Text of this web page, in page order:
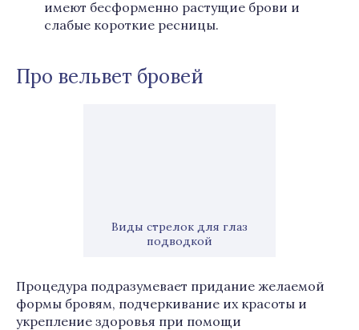
имеют бесформенно растущие брови и
слабые короткие ресницы.
Про вельвет бровей
Виды стрелок для глаз
подводкой
Процедура подразумевает придание желаемой
формы бровям, подчеркивание их красоты и
укрепление здоровья при помощи